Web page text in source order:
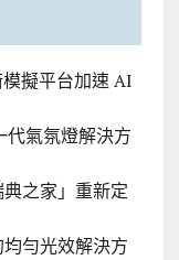
擬平台加速 AI
代氣氛燈解決方
之家」重新定
勻光效解決方